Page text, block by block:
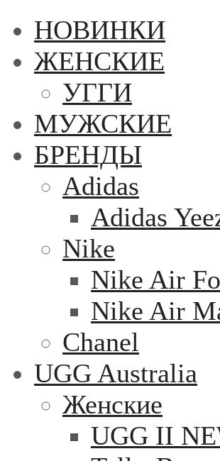
НОВИНКИ
ЖЕНСКИЕ
УГГИ
МУЖСКИЕ
БРЕНДЫ
Adidas
Adidas
Nike
Nike Air
Nike Air
Chanel
UGG Australia
Женские
UGG II